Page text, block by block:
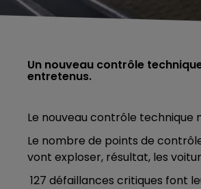
Un nouveau contrôle
entretenus.
Le nouveau contrôle technique
Le nombre de points de
vont exploser, résultat, les
127 défaillances critiques font